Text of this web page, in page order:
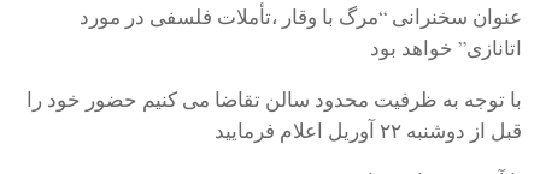
عنوان سخنرانی “مرگ با وقار ،تأملات فلسفى در مورد
اتانازى” خواهد بود
با توجه به ظرفيت محدود سالن تقاضا می كنيم حضور خود را
قبل از دوشنبه ٢٢ آوريل اعلام فرماييد